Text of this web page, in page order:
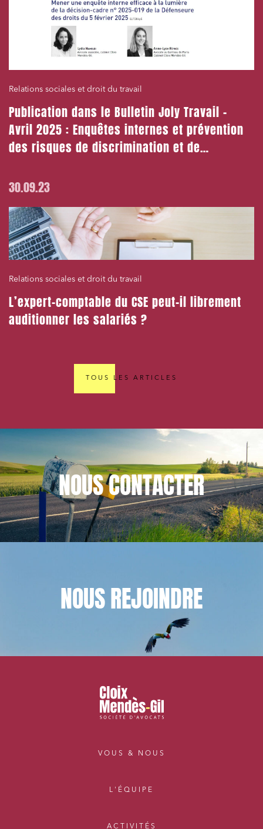
Relations sociales et droit du travail
Publication dans le Bulletin Joly Travail –
Avril 2025 : Enquêtes internes et prévention
des risques de discrimination et de
30.09.23
Relations sociales et droit du travail
L’expert-comptable du CSE peut-il librement
auditionner les salariés ?
TOUS LES ARTICLES
NOUSCONTACTER
NOUSREJOINDRE
VOUS & NOUS
L'ÉQUIPE
ACTIVITÉS